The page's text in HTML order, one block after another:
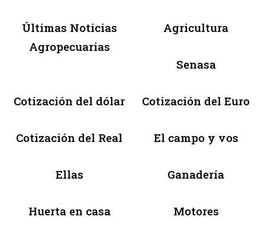
Últimas Noticias
Agropecuarias
Agricultura
Senasa
Cotización del dólar Cotización del Euro
Cotización del Real El campo y vos
Ellas Ganadería
Huerta en casa Motores